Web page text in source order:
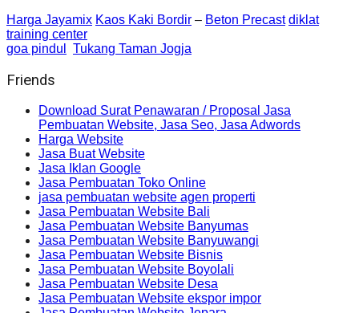
Harga Jayamix Kaos Kaki Bordir – Beton Precast diklat
training center
goa pindul
Tukang Taman Jogja
Friends
Download Surat Penawaran / Proposal Jasa
Pembuatan Website, Jasa Seo, Jasa Adwords
Harga Website
Jasa Buat Website
Jasa Iklan Google
Jasa Pembuatan Toko Online
jasa pembuatan website agen properti
Jasa Pembuatan Website Bali
Jasa Pembuatan Website Banyumas
Jasa Pembuatan Website Banyuwangi
Jasa Pembuatan Website Bisnis
Jasa Pembuatan Website Boyolali
Jasa Pembuatan Website Desa
Jasa Pembuatan Website ekspor impor